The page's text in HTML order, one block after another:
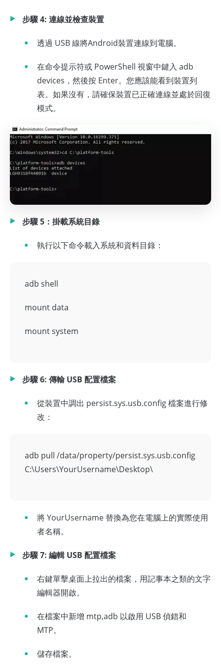
步驟 4: 連線並檢查裝置
透過 USB 線將Android裝置連線到電腦。
在命令提示符或 PowerShell 視窗中鍵入 adb
devices，然後按 Enter。您應該能看到裝置列
表。如果沒有，請確保裝置已正確連線並處於回復
模式。
步驟 5：掛載系統目錄
執行以下命令載入系統和資料目錄：
adb shell
mount data
mount system
步驟 6: 傳輸 USB 配置檔案
從裝置中調出 persist.sys.usb.config 檔案進行修
改：
adb pull /data/property/persist.sys.usb.config
C:\Users\YourUsername\Desktop\
將 YourUsername 替換為您在電腦上的實際使用
者名稱。
步驟 7: 編輯 USB 配置檔案
右鍵單擊桌面上拉出的檔案，用記事本之類的文字
編輯器開啟。
在檔案中新增 mtp,adb 以啟用 USB 偵錯和
MTP。
儲存檔案。